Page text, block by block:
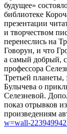
будущее»
библиотеке
презентации
и творчеством
перенеслись на
Говорун, и что
а самый добрый,
профессора
Третьей планеты,
Булычева о
Селезневой.
показ отрывков
произведениям
w=wall-